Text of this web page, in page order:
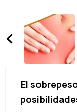
de
entradas
El